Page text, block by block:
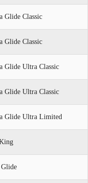
Glide Classic
Glide Classic
Glide Ultra Classic
Glide Ultra Classic
Glide Ultra Limited
Glide